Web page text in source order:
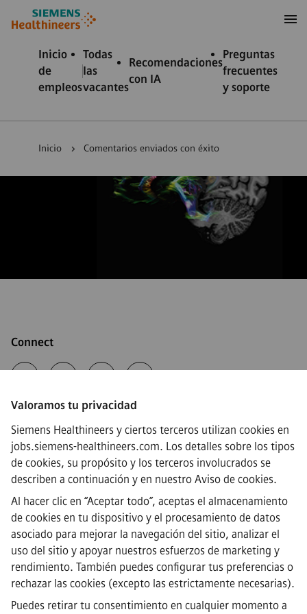
Valoramos tu privacidad
Siemens Healthineers y ciertos terceros utilizan cookies en
jobs.siemens-healthineers.com. Los detalles sobre los tipos
de cookies, su propósito y los terceros involucrados se
describen a continuación y en nuestro Aviso de cookies.
Al hacer clic en “Aceptar todo”, aceptas el almacenamiento
de cookies en tu dispositivo y el procesamiento de datos
asociado para mejorar la navegación del sitio, analizar el
uso del sitio y apoyar nuestros esfuerzos de marketing y
rendimiento. También puedes configurar tus preferencias o
rechazar las cookies (excepto las estrictamente necesarias).
Puedes retirar tu consentimiento en cualquier momento a
de página
Inicio
de
empleos
Todas
las
vacantes
Recomendaciones
con IA
Preguntas
frecuentes
y soporte
Inicio Comentarios enviados con éxito
Connect
Siemens Healthineers AG © 2026
Preguntas frecuentes
·
Información corporativa
·
Aviso de cookies
·
Términos y condiciones
Identificación digital
·
Canal de denuncias